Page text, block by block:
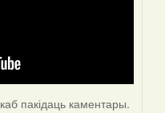
каб пакідаць каментары.